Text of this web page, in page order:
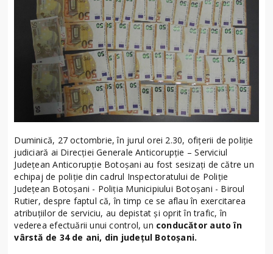
Duminică, 27 octombrie, în jurul orei 2.30, ofițerii de poliție
judiciară ai Direcției Generale Anticorupție – Serviciul
Județean Anticorupție Botoșani au fost sesizați de către un
echipaj de poliție din cadrul Inspectoratului de Poliție
Județean Botoșani - Poliția Municipiului Botoșani - Biroul
Rutier, despre faptul că, în timp ce se aflau în exercitarea
atribuțiilor de serviciu, au depistat și oprit în trafic, în
vederea efectuării unui control, un conducător auto în
vârstă de 34 de ani, din județul Botoșani.